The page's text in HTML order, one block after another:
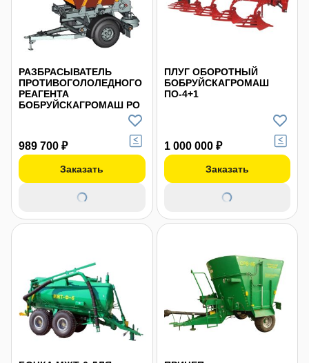
РАЗБРАСЫВАТЕЛЬ
ПРОТИВОГОЛОЛЕДНОГО
РЕАГЕНТА
БОБРУЙСКАГРОМАШ PO
989 700 ₽
Заказать
ПЛУГ ОБОРОТНЫЙ
БОБРУЙСКАГРОМАШ
ПО-4+1
1 000 000 ₽
Заказать